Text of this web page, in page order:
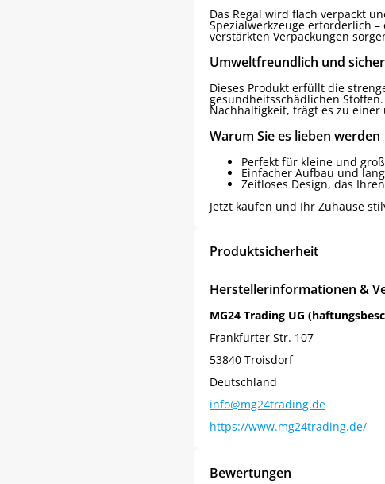
Das Regal wird flach verpackt
Spezialwerkzeuge erforderlich
verstärkten Verpackungen
Umweltfreundlich und sicher
Dieses Produkt erfüllt die
gesundheitsschädlichen
Nachhaltigkeit, trägt es zu
Warum Sie es lieben werden
Perfekt für kleine und
Einfacher Aufbau und
Zeitloses Design, das
Jetzt kaufen und Ihr Zuhause
Produktsicherheit
Herstellerinformationen &
MG24 Trading UG
Frankfurter Str. 107
53840 Troisdorf
Deutschland
info@mg24trading.de
https://www.mg24trading.de/
Bewertungen
5% Rabatt